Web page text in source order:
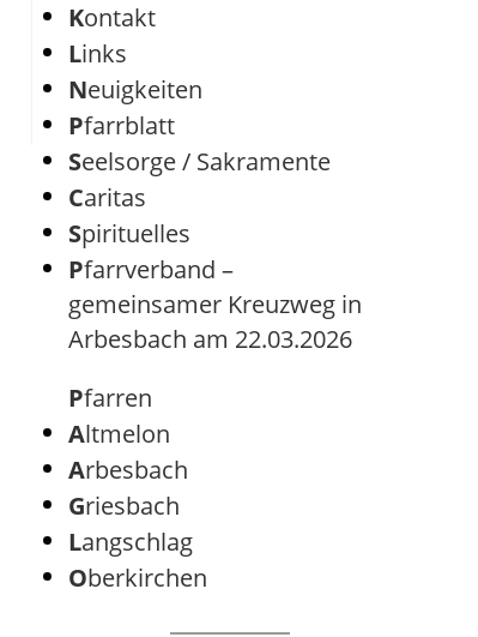
Kontakt
Links
Neuigkeiten
Pfarrblatt
Seelsorge / Sakramente
Caritas
Spirituelles
Pfarrverband –
gemeinsamer Kreuzweg in
Arbesbach am 22.03.2026
Pfarren
Altmelon
Arbesbach
Griesbach
Langschlag
Oberkirchen